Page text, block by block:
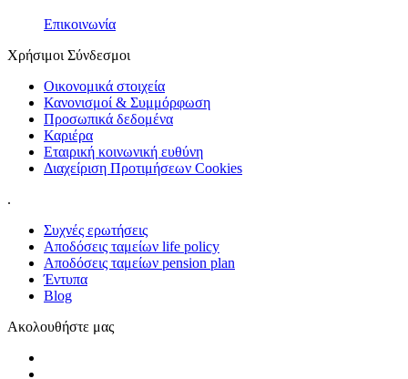
Επικοινωνία
Χρήσιμοι Σύνδεσμοι
Οικονομικά στοιχεία
Κανονισμοί & Συμμόρφωση
Προσωπικά δεδομένα
Καριέρα
Εταιρική κοινωνική ευθύνη
Διαχείριση Προτιμήσεων Cookies
.
Συχνές ερωτήσεις
Αποδόσεις ταμείων life policy
Αποδόσεις ταμείων pension plan
Έντυπα
Blog
Ακολουθήστε μας